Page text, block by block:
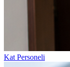
Kat Personeli